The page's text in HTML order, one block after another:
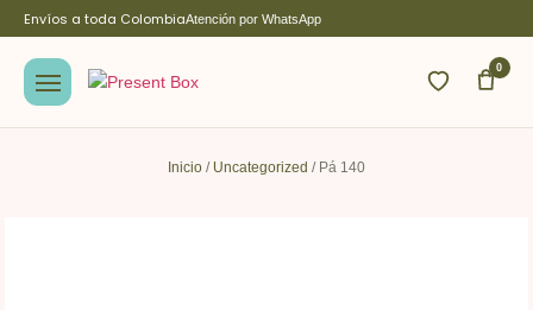
Envíos a toda ColombiaAtención por WhatsApp
0
Inicio / Uncategorized / Pá 140